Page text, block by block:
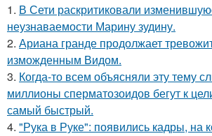
1. В Сети раскритиковали
неузнаваемости Марину зудину.
2. Ариана гранде продолжает
изможденным Видом.
3. Когда-то всем объясняли эту тему
миллионы сперматозоидов бегут к
самый быстрый.
4. "Рука в Руке": появились кадры, на